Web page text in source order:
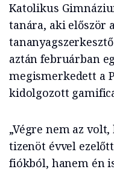
Katolikus
tanára, aki először
aztán februárban
megismerkedett a
kidolgozott
„Végre nem az
tizenöt évvel
fiókból, hanem én